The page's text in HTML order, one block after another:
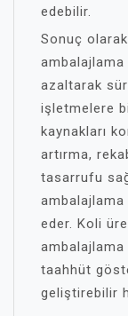
edebilir.
Sonuç
azaltarak
işletmelere
kaynakları
artırma,
tasarrufu
eder. Koli
taahhüt
geliştirebilir